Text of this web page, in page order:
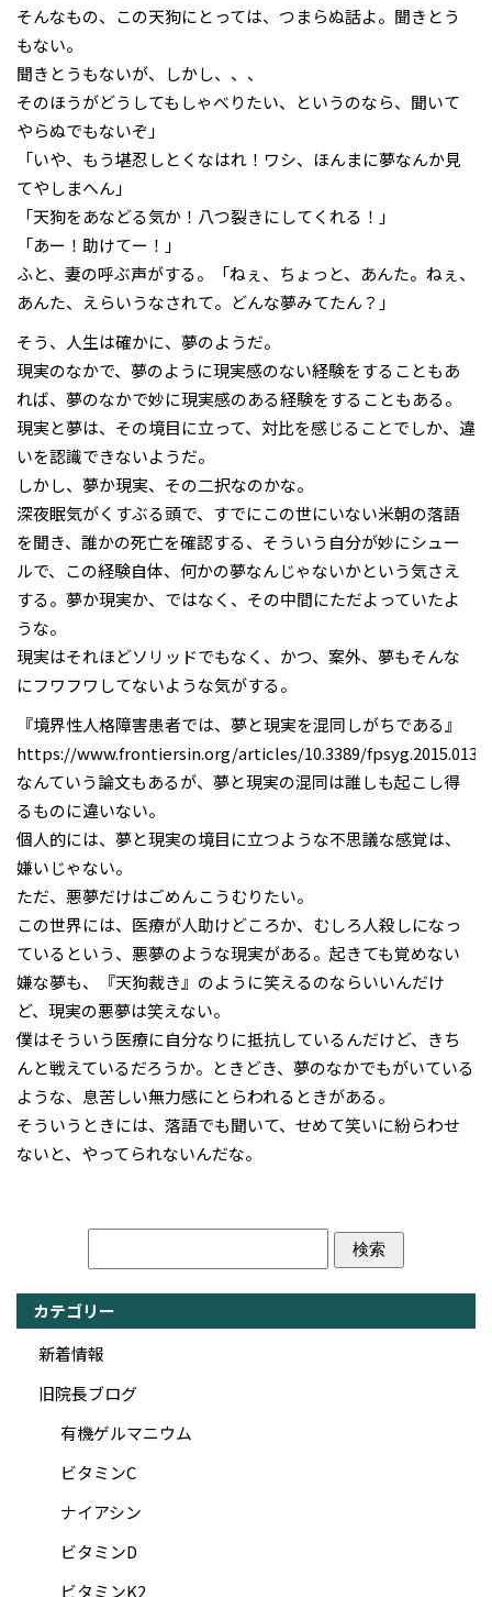
そんなもの、この天狗にとっては、つまらぬ話よ。聞きとう
もない。
聞きとうもないが、しかし、、、
そのほうがどうしてもしゃべりたい、というのなら、聞いて
やらぬでもないぞ」
「いや、もう堪忍しとくなはれ！ワシ、ほんまに夢なんか見
てやしまへん」
「天狗をあなどる気か！八つ裂きにしてくれる！」
「あー！助けてー！」
ふと、妻の呼ぶ声がする。「ねぇ、ちょっと、あんた。ねぇ、
あんた、えらいうなされて。どんな夢みてたん？」
そう、人生は確かに、夢のようだ。
現実のなかで、夢のように現実感のない経験をすることもあ
れば、夢のなかで妙に現実感のある経験をすることもある。
現実と夢は、その境目に立って、対比を感じることでしか、違
いを認識できないようだ。
しかし、夢か現実、その二択なのかな。
深夜眠気がくすぶる頭で、すでにこの世にいない米朝の落語
を聞き、誰かの死亡を確認する、そういう自分が妙にシュー
ルで、この経験自体、何かの夢なんじゃないかという気さえ
する。夢か現実か、ではなく、その中間にただよっていたよ
うな。
現実はそれほどソリッドでもなく、かつ、案外、夢もそんな
にフワフワしてないような気がする。
『境界性人格障害患者では、夢と現実を混同しがちである』
https://www.frontiersin.org/articles/10.3389/
なんていう論文もあるが、夢と現実の混同は誰しも起こし得
るものに違いない。
個人的には、夢と現実の境目に立つような不思議な感覚は、
嫌いじゃない。
ただ、悪夢だけはごめんこうむりたい。
この世界には、医療が人助けどころか、むしろ人殺しになっ
ているという、悪夢のような現実がある。起きても覚めない
嫌な夢も、『天狗裁き』のように笑えるのならいいんだけ
ど、現実の悪夢は笑えない。
僕はそういう医療に自分なりに抵抗しているんだけど、きち
んと戦えているだろうか。ときどき、夢のなかでもがいている
ような、息苦しい無力感にとらわれるときがある。
そういうときには、落語でも聞いて、せめて笑いに紛らわせ
ないと、やってられないんだな。
カテゴリー
新着情報
旧院長ブログ
有機ゲルマニウム
ビタミンC
ナイアシン
ビタミンD
ビタミンK2